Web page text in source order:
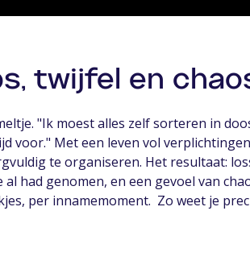
twijfel en
"Ik moest alles zelf sorteren in
voor." Met een leven vol
te organiseren. Het resultaat:
had genomen, en een gevoel van
per innamemoment. Zo weet je